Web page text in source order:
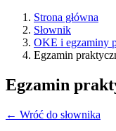
Strona główna
Słownik
OKE i egzaminy
Egzamin
Egzamin
← Wróć do słownika